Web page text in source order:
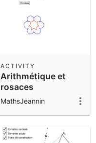
Arithmétique et
rosaces
ACTIVITY
MathsJeannin